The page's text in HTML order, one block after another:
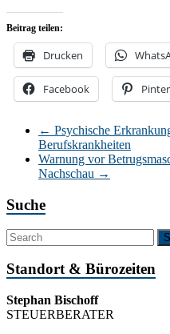
Beitrag teilen:
Drucken
Facebook
← Psychische
Berufskrankheiten
Warnung vor
Nachschau →
Suche
Standort & Bürozeiten
Stephan Bischoff
STEUERBERATER